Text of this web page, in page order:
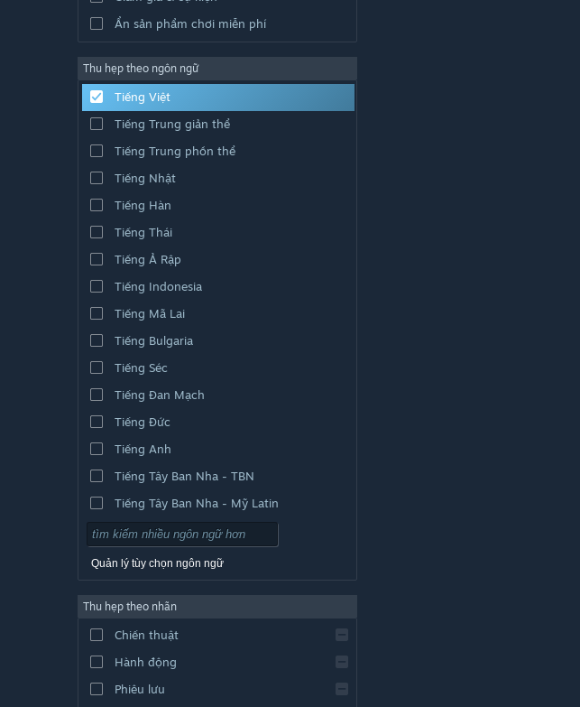
Ẩn sản phẩm chơi miễn phí
Thu hẹp theo ngôn ngữ
Tiếng Việt
Tiếng Trung giản thể
Tiếng Trung phồn thể
Tiếng Nhật
Tiếng Hàn
Tiếng Thái
Tiếng Ả Rập
Tiếng Indonesia
Tiếng Mã Lai
Tiếng Bulgaria
Tiếng Séc
Tiếng Đan Mạch
Tiếng Đức
Tiếng Anh
Tiếng Tây Ban Nha - TBN
Tiếng Tây Ban Nha - Mỹ Latin
Quản lý tùy chọn ngôn ngữ
Thu hẹp theo nhãn
Chiến thuật
Hành động
Phiêu lưu